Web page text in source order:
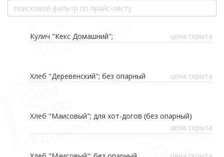
Кулич "Кекс Домашний"; цена скрыта
Хлеб "Деревенский"; без опарный цена скрыта
Хлеб "Маисовый"; для хот-догов (без опарный)
цена скрыта